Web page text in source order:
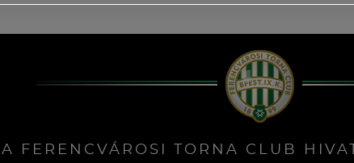
A FERENCVÁROSI TORNA CLUB